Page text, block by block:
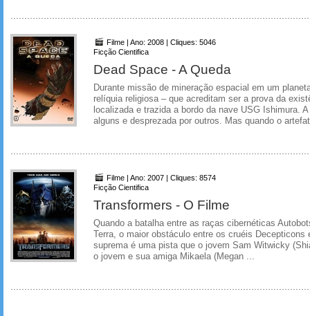
Filme | Ano: 2008 | Cliques: 5046
Ficção Cientifica
Dead Space - A Queda
Durante missão de mineração espacial em um
relíquia religiosa – que acreditam ser a prova da
localizada e trazida a bordo da nave USG Ishimura.
alguns e desprezada por outros. Mas quando o
Filme | Ano: 2007 | Cliques: 8574
Ficção Cientifica
Transformers - O Filme
Quando a batalha entre as raças cibernéticas
Terra, o maior obstáculo entre os cruéis Decepticons
suprema é uma pista que o jovem Sam Witwicky
o jovem e sua amiga Mikaela (Megan ...